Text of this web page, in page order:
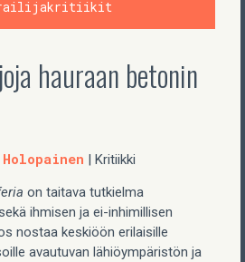
hauraan betonin
| Kritiikki
on taitava tutkielma
ihmisen ja ei-inhimillisen
nostaa keskiöön erilaisille
avautuvan lähiöympäristön ja